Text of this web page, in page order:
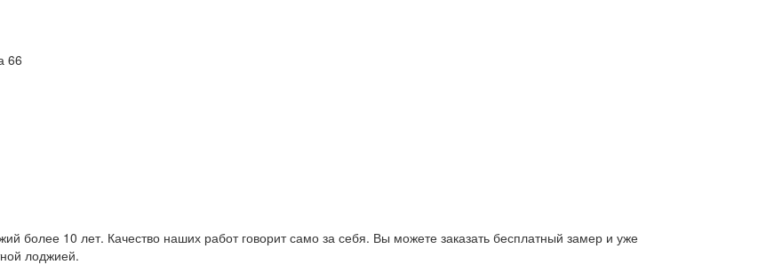
66
более 10 лет. Качество наших работ говорит само за себя. Вы можете заказать бесплатный замер и уже
лоджией.